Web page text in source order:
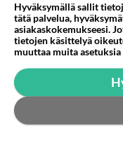
Martinan bisneksillä
2 km on nykyään
Miesten tuijotus
Hyväksymällä sallit
tätä palvelua,
asiakaskokemukseesi.
tietojen käsittelyä
muuttaa muita